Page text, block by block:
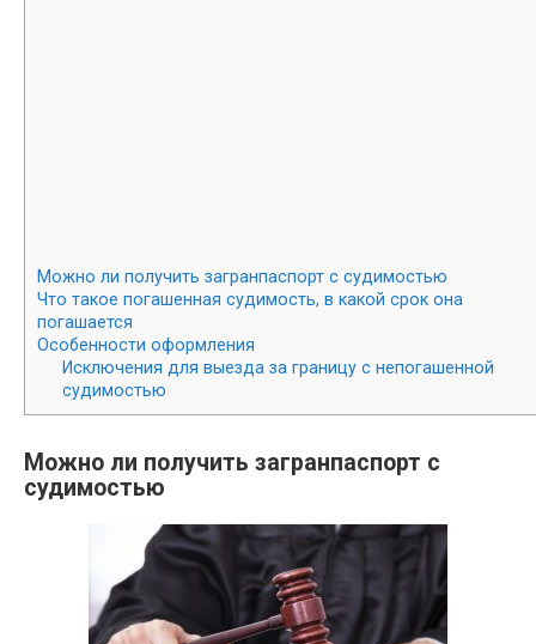
Можно ли получить загранпаспорт с судимостью
Что такое погашенная судимость, в какой срок она
погашается
Особенности оформления
Исключения для выезда за границу с непогашенной
судимостью
Можно ли получить загранпаспорт с
судимостью